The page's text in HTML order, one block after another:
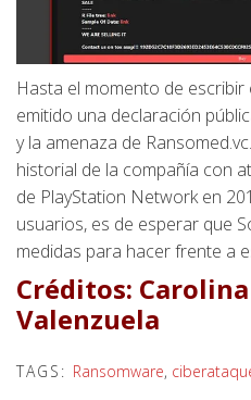
Hasta el momento de
emitido una declaración
y la amenaza de
historial de la compañía con
de PlayStation Network en
usuarios, es de esperar que
medidas para hacer frente a
Créditos:
Valenzuela
TAGS: Ransomware,